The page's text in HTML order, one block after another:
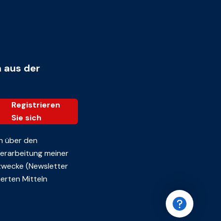
aus der
Registrieren
Sie sich
über den
meiner
(Newsletter
Mitteln